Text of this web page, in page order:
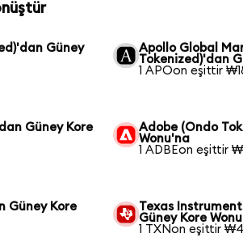
Güney
Apollo Global
Tokenized)'dan
1 APOon eşittir
Güney Kore
Adobe (Ondo
Wonu'na
1 ADBEon eşittir
Güney Kore
Texas
Güney Kore
1 TXNon eşittir